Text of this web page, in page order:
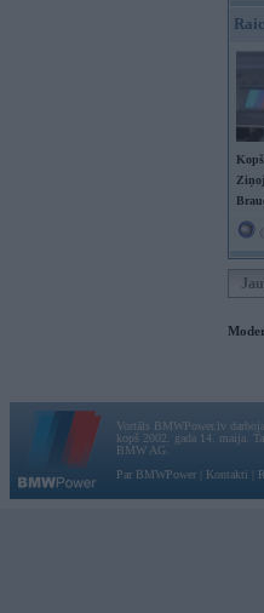
Vortāls BMWPower.lv
kopš 2002. gada 14. maija.
BMW AG.
Par BMWPower
Kontakti